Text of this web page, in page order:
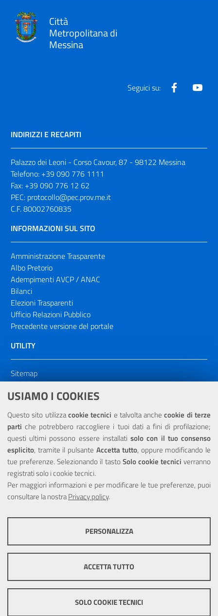
USIAMO I COOKIES
Questo sito utilizzacookie tecnici e talvolta anchecookie di terze
parti che potrebbero raccogliere i tuoi dati a fini di profilazione;
questi ultimi possono essere installatisolo con il tuo consenso
esplicito, tramite il pulsante Accetta tutto, oppure modificando le
tue preferenze. Selezionando il tasto Solo cookie tecnici verranno
registrati solo i cookie tecnici.
Per maggiori informazioni e per modificare le tue preferenze, puoi
consultare la nostraPrivacy policy.
ottimale per ogni utente. Essi non raccolgono i tuoi dati e le tue
informazioni di navigazione per scopi di marketing e profilazione, e
pertanto possono essere utilizzati senza bisogno di acquisire il tuo
PERSONALIZZA
ACCETTA TUTTO
SOLO COOKIE TECNICI
Città
Metropolitana di
Messina
Seguici su: Facebook
INDIRIZZI E RECAPITI
Palazzo dei Leoni - Corso Cavour, 87 - 98122 Messina
Telefono: +39 090 776 1111
Fax: +39 090 776 12 62
PEC: protocollo@pec.prov.me.it
C.F. 80002760835
INFORMAZIONI SUL SITO
Amministrazione Trasparente
Albo Pretorio
Adempimenti AVCP / ANAC
Bilanci
Elezioni Trasparenti
Ufficio Relazioni Pubblico
Precedente versione del portale
UTILITY
Sitemap
Dichiarazione di accessibilità
NOTE LEGALI
Privacy
Portale realizzato con la partecipazione finanziaria dell'Unione
Europea tramite i fondi del POR Sicilia 2000/2006 Misura 6.05 -
Impostazioni Cookie